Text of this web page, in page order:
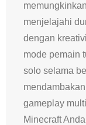
menjelajahi
dengan
mode pemain
solo selama
gameplay
Minecraft